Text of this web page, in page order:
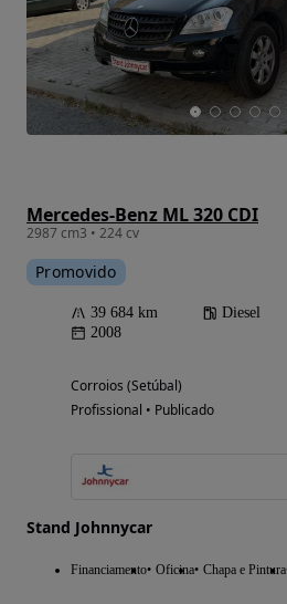
Mercedes-Benz ML 320 CDI
2987 cm3 • 224 cv
Promovido
39 684 km Diesel
2008
Corroios (Setúbal)
Profissional • Publicado
Stand Johnnycar
Financiamento Oficina Chapa e Pintura